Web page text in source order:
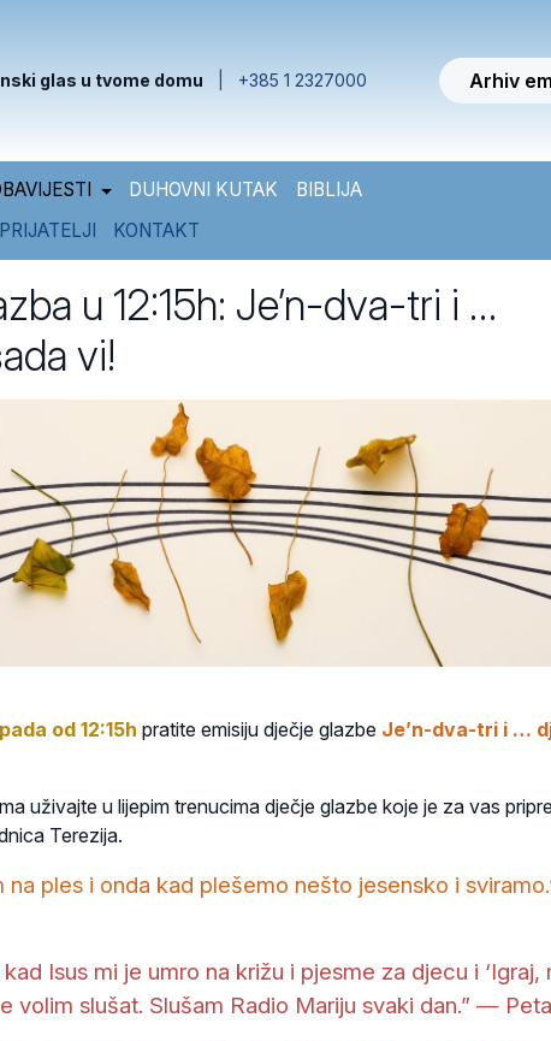
glas u tvome domu +385 1 2327000 Arhiv
DUHOVNI KUTAK
BIBLIJA
PRIJATELJI KONTAKT
u 12:15h: Je’n-dva-tri i …
vi!
od 12:15h pratite emisiju dječje glazbe Je’n-dva-tri i …
uživajte u lijepim trenucima dječje glazbe koje je za vas
Terezija.
na ples i onda kad plešemo nešto jesensko i
Isus mi je umro na križu i pjesme za djecu i ‘Igraj,
volim slušat. Slušam Radio Mariju svaki dan.” —